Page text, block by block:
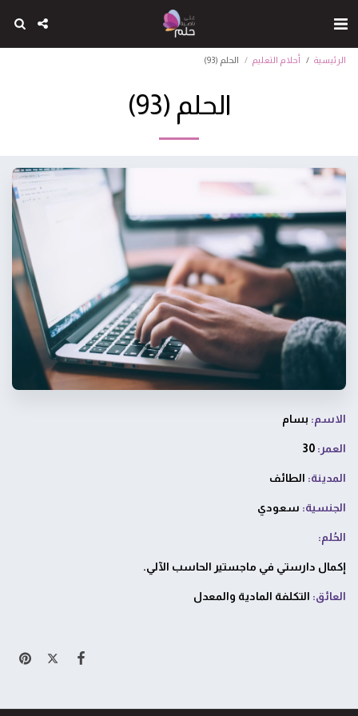
الرئيسية أحلام التعليم الحلم (93)
الحلم (93)
الاسم: بسام
العمر:
المدينة: الطائف
الجنسية: سعودي
الحُلم:
إكمال دارستي في ماجستير الحاسب الآلي.
العائق: التكلفة المادية والمعدل